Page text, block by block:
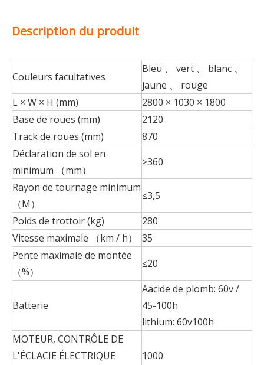
Description du produit
Couleurs facultatives
Bleu 、 vert 、 blanc 、
jaune 、 rouge
L × W × H (mm)
2800 × 1030 × 1800
Base de roues (mm)
2120
Track de roues (mm)
870
Déclaration de sol en
minimum （mm）
≥360
Rayon de tournage minimum
（M）
≤3,5
Poids de trottoir (kg)
280
Vitesse maximale （km / h）
35
Pente maximale de montée
（%）
≤20
Batterie
Aacide de plomb: 60v /
45-100h
lithium: 60v100h
MOTEUR, CONTRÔLE DE
L'ÉCLACIE ÉLECTRIQUE
1000